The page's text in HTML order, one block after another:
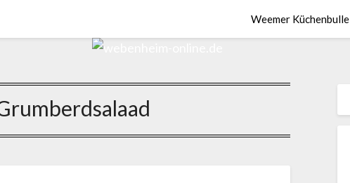
Weemer Küchenbulle